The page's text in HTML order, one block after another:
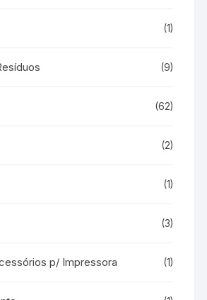
(1)
(9)
(62)
(2)
(1)
(3)
p/ Impressora (1)